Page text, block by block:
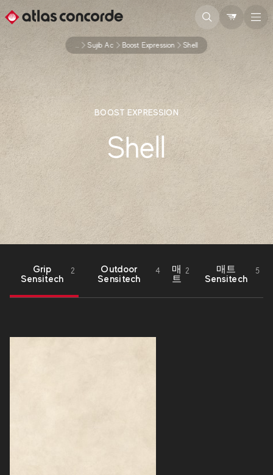
... Sujib Ac Boost Expression Shell
BOOST EXPRESSION
Shell
Grip
Sensitech
2
Outdoor
Sensitech
4
매
트
2
매트
Sensitech
5